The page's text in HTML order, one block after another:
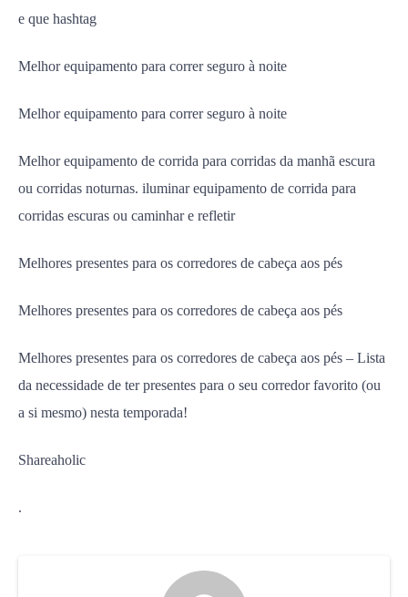
e que hashtag
Melhor equipamento para correr seguro à noite
Melhor equipamento para correr seguro à noite
Melhor equipamento de corrida para corridas da manhã escura
ou corridas noturnas. iluminar equipamento de corrida para
corridas escuras ou caminhar e refletir
Melhores presentes para os corredores de cabeça aos pés
Melhores presentes para os corredores de cabeça aos pés
Melhores presentes para os corredores de cabeça aos pés – Lista
da necessidade de ter presentes para o seu corredor favorito (ou
a si mesmo) nesta temporada!
Shareaholic
.